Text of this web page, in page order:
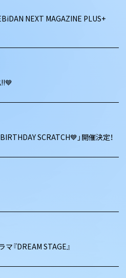
NEXT MAGAZINE PLUS+
SCRATCH💙」開催決定！
『DREAM STAGE』